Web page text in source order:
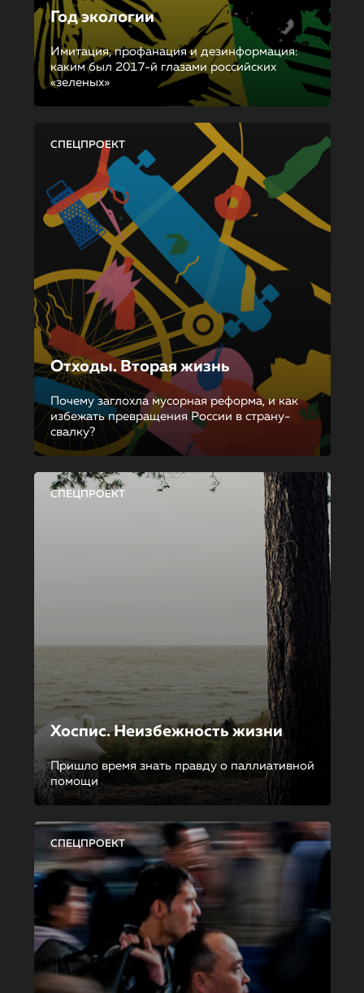
Год экологии
Имитация, профанация и дезинформация:
каким был 2017-й глазами российских
«зеленых»
СПЕЦПРОЕКТ
Отходы. Вторая жизнь
Почему заглохла мусорная реформа, и как
избежать превращения России в страну-
свалку?
СПЕЦПРОЕКТ
Хоспис. Неизбежность жизни
Пришло время знать правду о паллиативной
помощи
СПЕЦПРОЕКТ